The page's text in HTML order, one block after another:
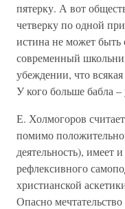
пятерку. А вот
четверку по одной
истина не может быть
современный
убеждении, что
У кого больше бабла
Е. Холмогоров
помимо
деятельность), имеет
рефлексивного
христианской
Опасно